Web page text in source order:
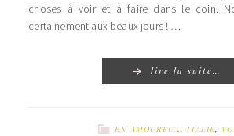
choses à voir et à faire dans le coin.
certainement aux beaux jours ! …
lire la suite…
EN AMOUREUX, ITALIE,